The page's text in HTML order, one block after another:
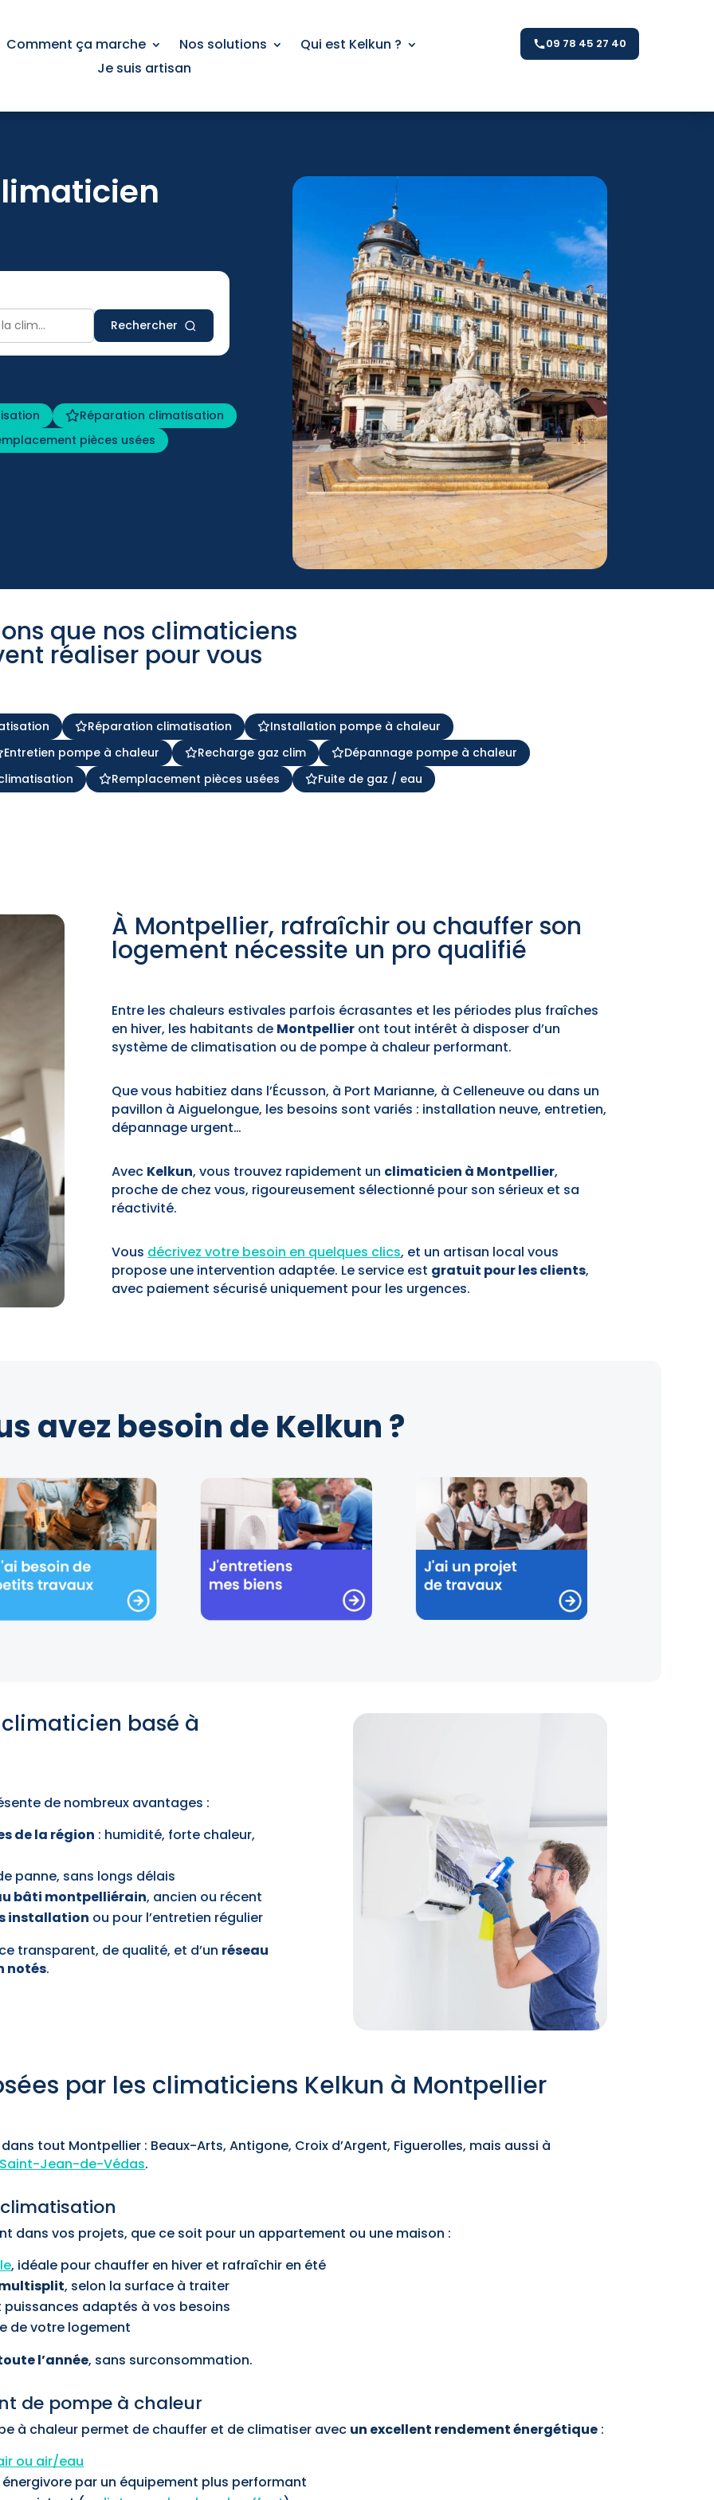
Comment ça marche Nos solutions
Qui est Kelkun ?
Je suis artisan
09 78 45 27 40
Rechercher
Réparation climatisation
pièces usées
que nos climaticiens
réaliser pour vous
Réparation climatisation
Installation pompe à chaleur
Entretien pompe à chaleur
Recharge gaz clim
Dépannage pompe à chaleur
Remplacement pièces usées Fuite de gaz / eau
À Montpellier, rafraîchir ou chauffer son
logement nécessite un pro qualifié
Entre les chaleurs estivales parfois écrasantes et les périodes plus fraîches
en hiver, les habitants de Montpellier ont tout intérêt à disposer d’un
système de climatisation ou de pompe à chaleur performant.
Que vous habitiez dans l’Écusson, à Port Marianne, à Celleneuve ou dans un
pavillon à Aiguelongue, les besoins sont variés : installation neuve, entretien,
dépannage urgent…
Avec Kelkun, vous trouvez rapidement un climaticien à Montpellier,
proche de chez vous, rigoureusement sélectionné pour son sérieux et sa
réactivité.
Vous décrivez votre besoin en quelques clics, et un artisan local vous
propose une intervention adaptée. Le service est gratuit pour les clients,
avec paiement sécurisé uniquement pour les urgences.
avez besoin de Kelkun ?
basé à
de nombreux avantages :
de la région : humidité, forte chaleur,
panne, sans longs délais
bâti montpelliérain, ancien ou récent
installation ou pour l’entretien régulier
transparent, de qualité, et d’un réseau
notés.
par les climaticiens Kelkun à Montpellier
tout Montpellier : Beaux-Arts, Antigone, Croix d’Argent, Figuerolles, mais aussi à
Saint-Jean-de-Védas.
dans vos projets, que ce soit pour un appartement ou une maison :
, idéale pour chauffer en hiver et rafraîchir en été
, selon la surface à traiter
puissances adaptés à vos besoins
de votre logement
l’année, sans surconsommation.
de pompe à chaleur
à chaleur permet de chauffer et de climatiser avec un excellent rendement énergétique :
ou air/eau
par un équipement plus performant